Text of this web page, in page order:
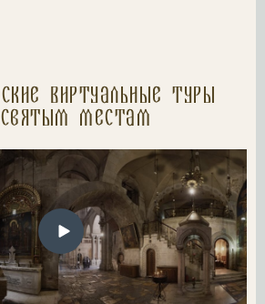
Виртуальные туры
местам